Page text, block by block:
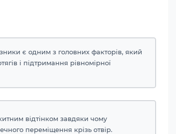
є одним з головних факторів, який
і підтримання рівномірної
відтінком завдяки чому
переміщення крізь отвір.